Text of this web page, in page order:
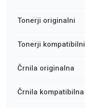
tonerji originalni
tonerji kompatibilni
črnila originalna
črnila kompatibilna